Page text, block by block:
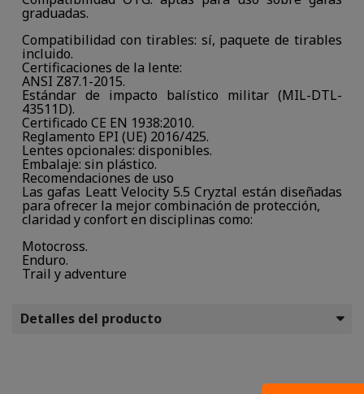
graduadas.
Compatibilidad con tirables: sí, paquete de tirables
incluido.
Certificaciones de la lente:
ANSI Z87.1-2015.
Estándar de impacto balístico militar (MIL-DTL-
43511D).
Certificado CE EN 1938:2010.
Reglamento EPI (UE) 2016/425.
Lentes opcionales: disponibles.
Embalaje: sin plástico.
Recomendaciones de uso
Las gafas Leatt Velocity 5.5 Cryztal están diseñadas
para ofrecer la mejor combinación de protección,
claridad y confort en disciplinas como:
Motocross.
Enduro.
Trail y adventure
Detalles del producto